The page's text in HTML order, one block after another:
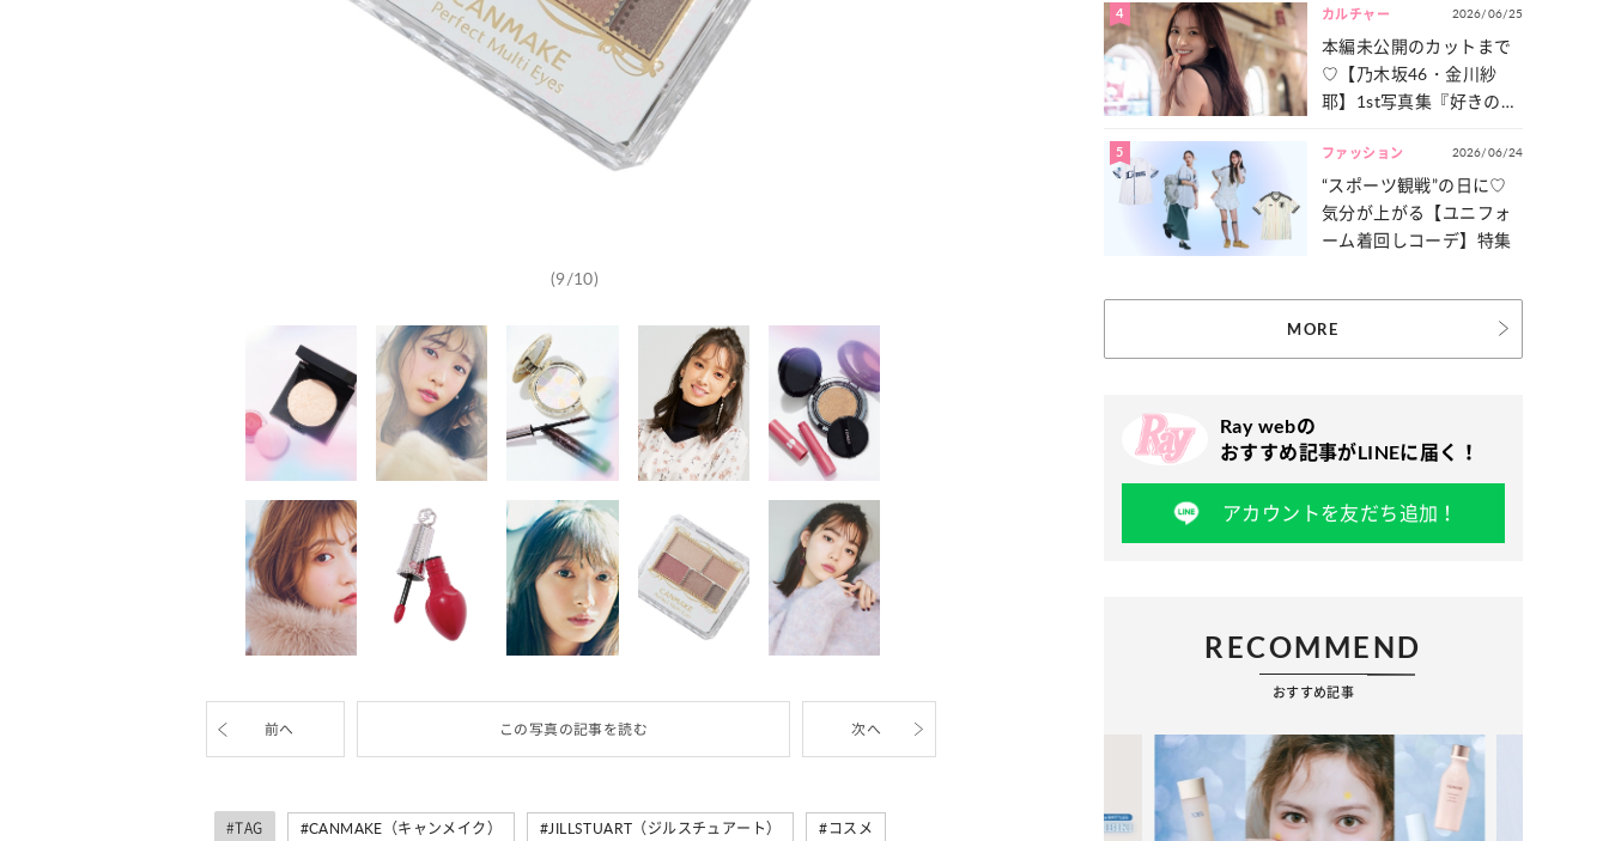
(9/10)
前へ この写真の記事を読む 次へ
#TAG CANMAKE（キャンメイク） JILLSTUART（ジルスチュアート） コスメ
4 カルチャー 2026/06/25
本編未公開のカットまで
♡【乃木坂46・金川紗
耶】1st写真集『好きのグ
たっぷりとお届け！
5 ファッション 2026/06/24
“スポーツ観戦”の日に♡
気分が上がる【ユニフォ
ーム着回しコーデ】特集
MORE
Ray webの
おすすめ記事がLINEに届く！
アカウントを友だち追加！
RECOMMEND
おすすめ記事